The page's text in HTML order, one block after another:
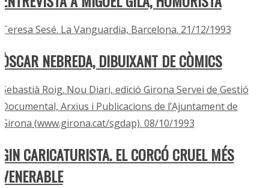
Teresa Sesé. La Vanguardia, Barcelona. 21/12/1993
ÒSCAR NEBREDA, DIBUIXANT DE CÒMICS
Sebastià Roig. Nou Diari, edició Girona Servei de Gestió
Documental, Arxius i Publicacions de l’Ajuntament de
Girona (www.girona.cat/sgdap). 08/10/1993
GIN CARICATURISTA. EL CORCÓ CRUEL MÉS
VENERABLE